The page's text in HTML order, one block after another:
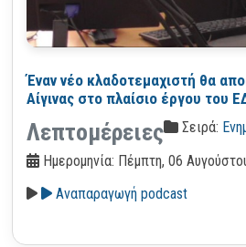
Έναν νέο κλαδοτεμαχιστή θα
Αίγινας στο πλαίσιο έργου του
Λεπτομέρειες Σειρά:
Ημερομηνία: Πέμπτη, 06
Αναπαραγωγή podcast